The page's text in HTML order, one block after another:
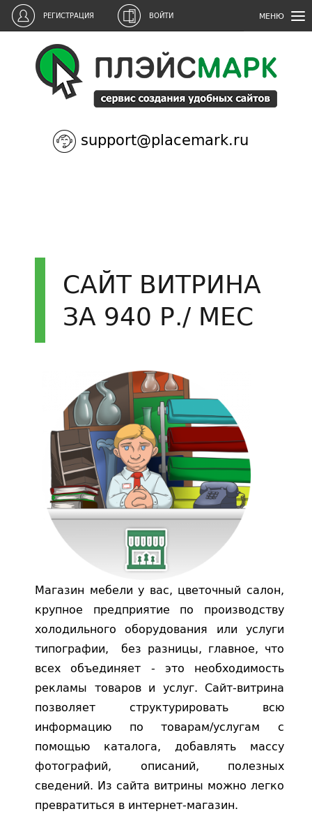
support@placemark.ru
ВОЙТИ
РЕГИСТРАЦИЯ МЕНЮ
САЙТ ВИТРИНА
ЗА 940 Р./ МЕС
Магазин мебели у вас, цветочный салон,
крупное предприятие по производству
холодильного оборудования или услуги
типографии, без разницы, главное, что
всех объединяет - это необходимость
рекламы товаров и услуг. Сайт-витрина
позволяет структурировать всю
информацию по товарам/услугам с
помощью каталога, добавлять массу
фотографий, описаний, полезных
сведений. Из сайта витрины можно легко
превратиться в интернет-магазин.